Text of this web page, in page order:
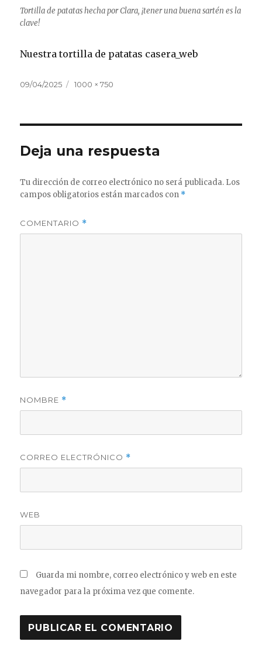
Tortilla de patatas hecha por Clara, ¡tener una buena sartén es la
clave!
Nuestra tortilla de patatas casera_web
Publicado
09/04/2025
Tamaño
1000 × 750
Deja una respuesta
Tu dirección de correo electrónico no será publicada. Los
campos obligatorios están marcados con *
COMENTARIO *
NOMBRE *
CORREO ELECTRÓNICO *
WEB
Guarda mi nombre, correo electrónico y web en este
navegador para la próxima vez que comente.